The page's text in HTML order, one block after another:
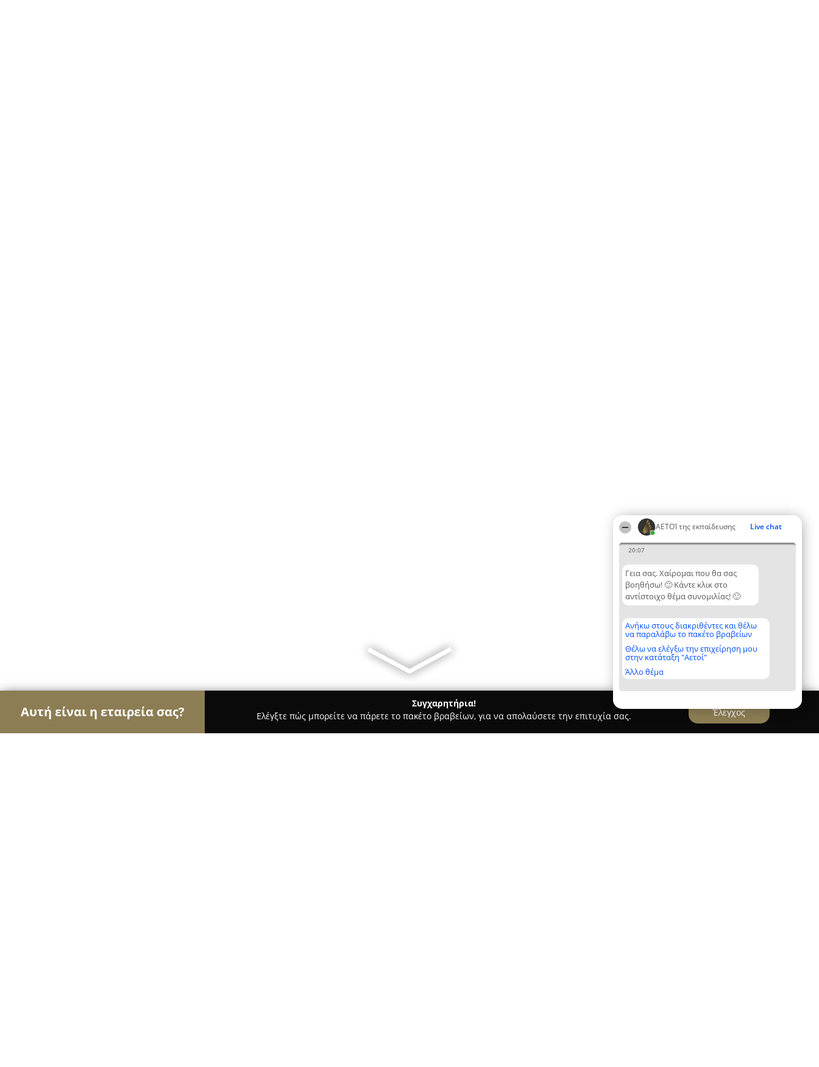
ΑΕΤΟΊ της εκπαίδευσης Live chat
20:07
Γεια σας. Χαίρομαι που θα σας
βοηθήσω! 🙂 Κάντε κλικ στο
αντίστοιχο θέμα συνομιλίας! 🙂
Ανήκω στους διακριθέντες και θέλω
να παραλάβω το πακέτο βραβείων
Θέλω να ελέγξω την επιχείρηση μου
στην κατάταξη "Αετοί"
Άλλο θέμα
Αυτή είναι η εταιρεία σας?
Συγχαρητήρια!
Ελέγξτε πώς μπορείτε να πάρετε το πακέτο βραβείων, για να απολαύσετε την επιτυχία σας.
Έλεγχος